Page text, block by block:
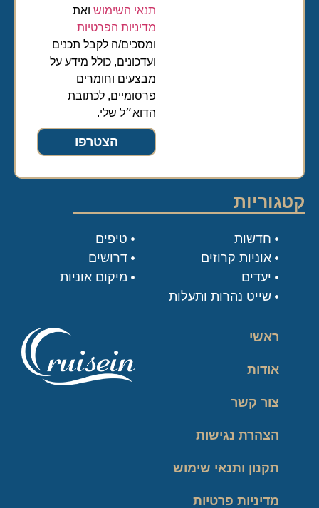
תנאי השימושואת
מדיניות הפרטיות
ומסכים/ה לקבל תכנים
ועדכונים, כולל מידע על
מבצעים וחומרים
פרסומיים, לכתובת
הדוא״ל שלי.
הצטרפו
ראשי
אודות
צור קשר
הצהרת נגישות
תקנון ותנאי שימוש
מדיניות פרטיות
קטגוריות
טיפים
דרושים
מיקום אוניות
חדשות
אוניות קרוזים
יעדים
שייט נהרות ותעלות